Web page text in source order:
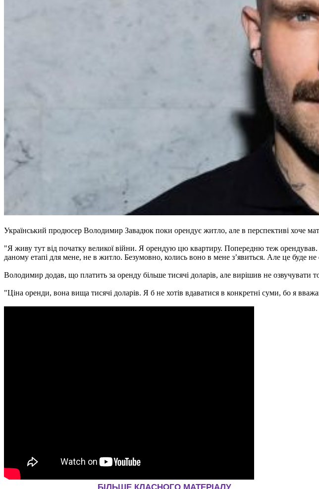
Український продюсер Володимир Завадюк поки орендує житло, але в перспективі хоче
"Я живу тут від початку великої війни. Я орендую цю квартиру. Попередню теж
даному етапі для мене, не в житло. Безумовно, колись воно в мене з’явиться. Але це буде
Володимир додав, що платить за оренду більше тисячі доларів, але вирішив не озвучувати
"Ціна оренди, вона вища тисячі доларів. Я б не хотів вдаватися в конкретні суми, бо я